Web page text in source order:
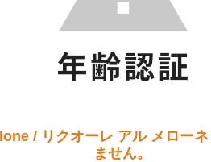
/ リクオーレ アル メロー
ません。